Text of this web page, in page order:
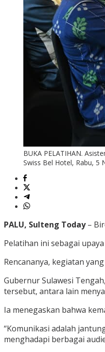
BUKA PELATIHAN.
Swiss Bel Hotel, Rabu, 5
PALU, Sulteng Today–
Pelatihan ini sebagai
Rencananya, kegiatan
Gubernur Sulawesi
tersebut, antara lain
Ia menegaskan bahwa
“Komunikasi adalah
menghadapi berbagai